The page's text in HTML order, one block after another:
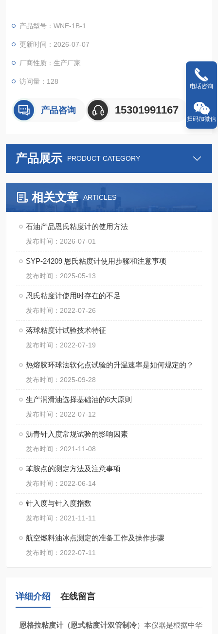
华人民共和国行业标准 JTG E20《公路工程沥青及沥青混合料试
法）》规定的要求设计制造的，适用于测定液体在一定温度、容
积的条件下，从恩氏粘度计流出的时间（秒）与蒸馏水在20℃时
产品型号：WNE-1B-1
更新时间：2026-07-07
厂商性质：生产厂家
访问量：128
产品咨询 15301991167
产品展示 PRODUCT CATEGORY
相关文章 ARTICLES
石油产品恩氏粘度计的使用方法
发布时间：2026-07-01
SYP-24209 恩氏粘度计使用步骤和注意事项
发布时间：2025-05-13
恩氏粘度计使用时存在的不足
发布时间：2022-07-26
落球粘度计试验技术特征
发布时间：2022-07-19
热熔胶环球法软化点试验的升温速率是如何规定的？
发布时间：2025-09-28
生产润滑油选择基础油的6大原则
发布时间：2022-07-12
沥青针入度常规试验的影响因素
发布时间：2021-11-08
苯胺点的测定方法及注意事项
发布时间：2022-06-14
针入度与针入度指数
发布时间：2021-11-11
航空燃料油冰点测定的准备工作及操作步骤
发布时间：2022-07-11
详细介绍 在线留言
恩格拉粘度计 （恩式粘度计双管制冷）本仪器是根据中华
电话咨询
扫码加微信